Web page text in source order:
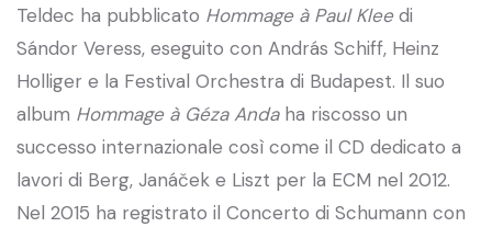
Teldec ha pubblicato Hommage à Paul Kleedi
Sándor Veress, eseguito con András Schiff, Heinz
Holliger e la Festival Orchestra di Budapest. Il suo
album Hommage à Géza Andaha riscosso un
successo internazionale così come il CD dedicato a
lavori di Berg, Janáček e Liszt per la ECM nel 2012.
Nel 2015 ha registrato il Concerto di Schumann con